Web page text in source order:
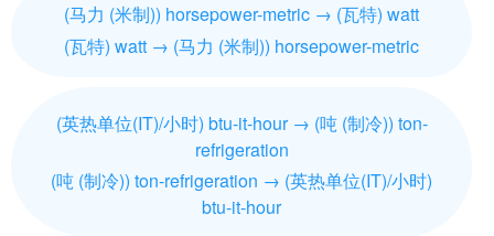
(马力 (米制)) horsepower-metric → (瓦特) watt
(瓦特) watt → (马力 (米制)) horsepower-metric
(英热单位(IT)/小时) btu-it-hour → (吨 (制冷)) ton-
refrigeration
(吨 (制冷)) ton-refrigeration → (英热单位(IT)/小时)
btu-it-hour